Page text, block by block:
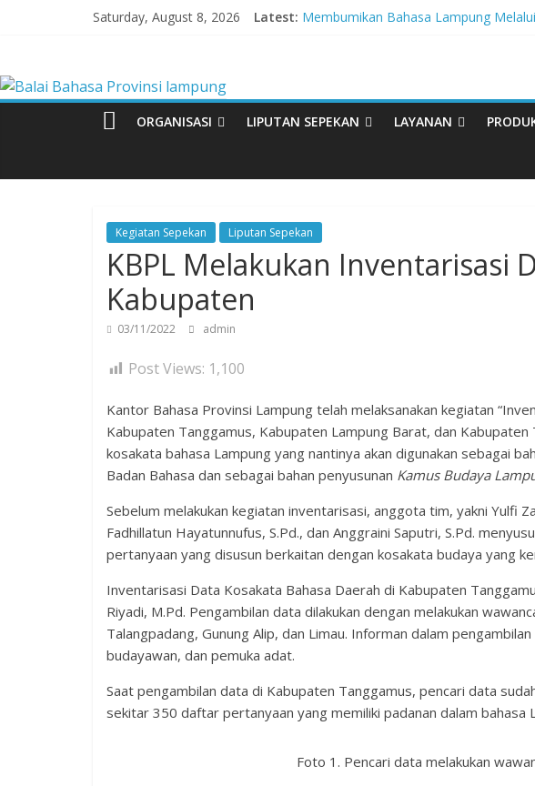
Saturday, August 8, 2026 Latest: Membumikan Bahasa Lampung
Babak Final Festival Musikalisasi Puisi
Balai
Bahasa
Provinsi
lampung
Badan
Pengembangan
dan
Pembinaan
ORGANISASI LIPUTAN SEPEKAN LAYANAN
Kegiatan Sepekan Liputan Sepekan
KBPL Melakukan Inventarisasi
Kabupaten
03/11/2022 admin
Post Views: 1,100
Kantor Bahasa Provinsi Lampung telah melaksanakan kegiatan
Kabupaten Tanggamus, Kabupaten Lampung Barat, dan
kosakata bahasa Lampung yang nantinya akan digunakan sebagai
Badan Bahasa dan sebagai bahan penyusunan Kamus Budaya
Sebelum melakukan kegiatan inventarisasi, anggota tim, yakni Yulfi
Fadhillatun Hayatunnufus, S.Pd., dan Anggraini Saputri, S.Pd.
pertanyaan yang disusun berkaitan dengan kosakata budaya yang
Inventarisasi Data Kosakata Bahasa Daerah di Kabupaten
Riyadi, M.Pd. Pengambilan data dilakukan dengan melakukan
Talangpadang, Gunung Alip, dan Limau. Informan dalam
budayawan, dan pemuka adat.
Saat pengambilan data di Kabupaten Tanggamus, pencari data
sekitar 350 daftar pertanyaan yang memiliki padanan dalam bahasa
Foto 1. Pencari data melakukan